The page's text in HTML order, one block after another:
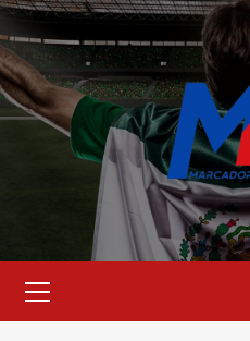
Saltar
al
contenido
principal